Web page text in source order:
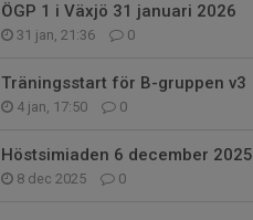
ÖGP 1 i Växjö 31 januari 2026
31 jan, 21:36 0
Träningsstart för B-gruppen v3
4 jan, 17:50 0
Höstsimiaden 6 december 2025
8 dec 2025 0